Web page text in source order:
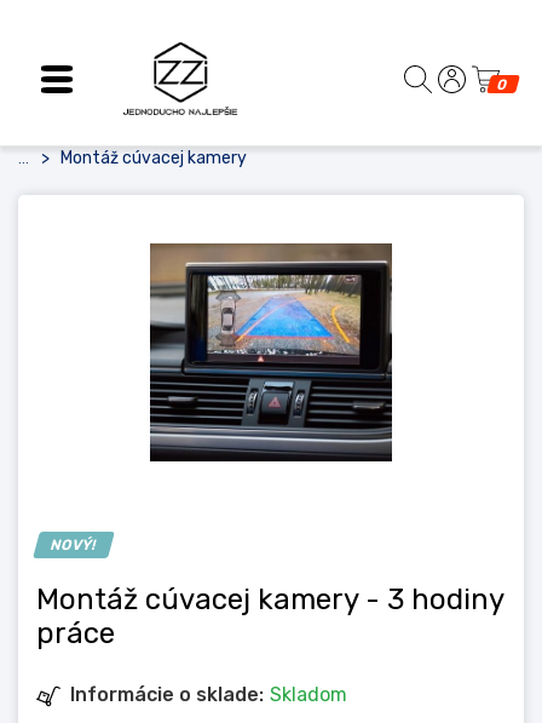
0
Montáž cúvacej kamery
NOVÝ!
Montáž cúvacej kamery - 3 hodiny
práce
Informácie o sklade: Skladom